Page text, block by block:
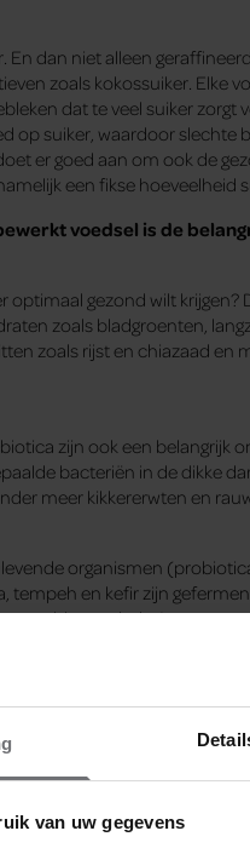
van uw gegevens
dan niet alleen
zoals kokossuiker. Elke
dat te veel suiker zorgt
op suiker, waardoor slechte
er goed aan om ook de
een fikse hoeveelheid
voedsel is de
optimaal gezond wilt
zoals bladgroenten,
zoals rijst en chiazaad en
zijn ook een belangrijk
bacteriën in de dikke
meer kikkererwten en
organismen
tempeh en kefir zijn
hebt.’
beperkte dieet veel